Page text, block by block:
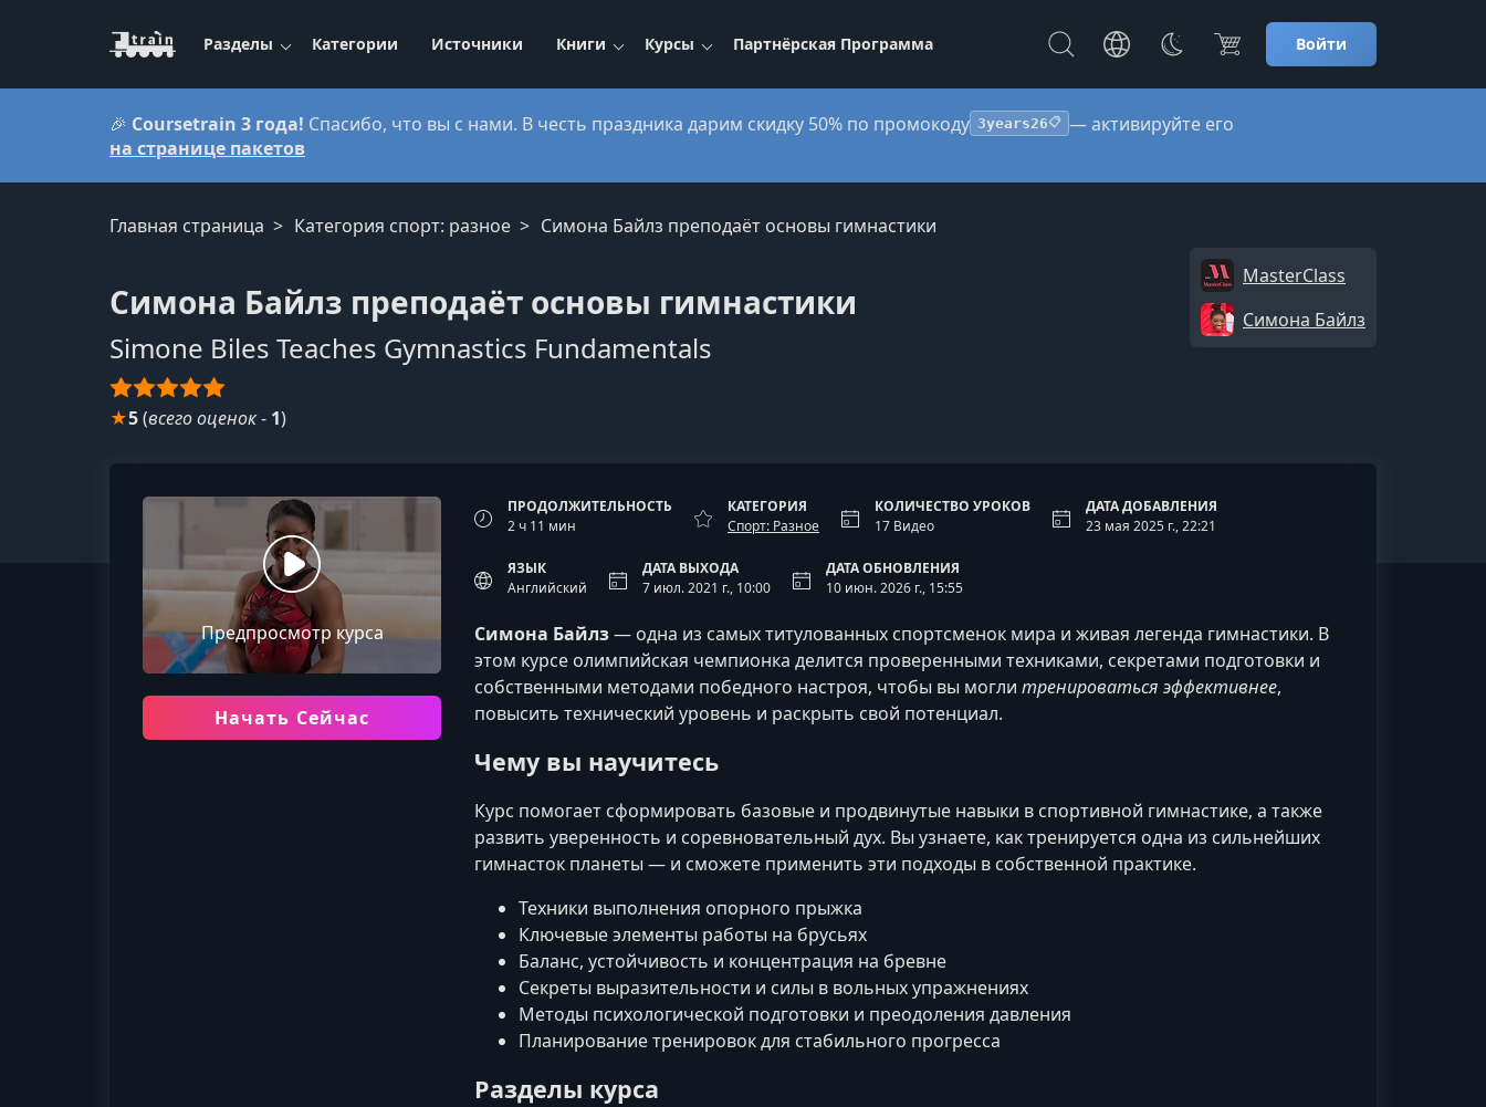
Разделы Категории Источники Книги Курсы Партнёрская Программа Войти
🎉 Coursetrain 3 года! Спасибо, что вы с нами. В честь праздника дарим скидку 50% по промокоду 3years26📋 — активируйте его
на странице пакетов
Главная страница Категория спорт: разное Симона Байлз преподаёт основы гимнастики
Симона Байлз преподаёт основы гимнастики
Simone Biles Teaches Gymnastics Fundamentals
MasterClass
Симона Байлз
★5(всего оценок- 1)
Предпросмотр курса
Начать Сейчас
ПРОДОЛЖИТЕЛЬНОСТЬ
2 ч 11 мин
КАТЕГОРИЯ
Спорт: Разное
КОЛИЧЕСТВО УРОКОВ
17 Видео
ДАТА ДОБАВЛЕНИЯ
23 мая 2025 г., 22:21
ЯЗЫК
Английский
ДАТА ВЫХОДА
7 июл. 2021 г., 10:00
ДАТА ОБНОВЛЕНИЯ
10 июн. 2026 г., 15:55
Симона Байлз— одна из самых титулованных спортсменок мира и живая легенда гимнастики. В
этом курсе олимпийская чемпионка делится проверенными техниками, секретами подготовки и
собственными методами победного настроя, чтобы вы могли тренироваться эффективнее,
повысить технический уровень и раскрыть свой потенциал.
Чему вы научитесь
Курс помогает сформировать базовые и продвинутые навыки в спортивной гимнастике, а также
развить уверенность и соревновательный дух. Вы узнаете, как тренируется одна из сильнейших
гимнасток планеты — и сможете применить эти подходы в собственной практике.
Техники выполнения опорного прыжка
Ключевые элементы работы на брусьях
Баланс, устойчивость и концентрация на бревне
Секреты выразительности и силы в вольных упражнениях
Методы психологической подготовки и преодоления давления
Планирование тренировок для стабильного прогресса
Разделы курса